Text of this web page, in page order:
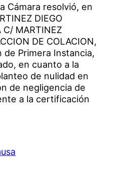
Cámara resolvió, en
DIEGO
C/ MARTINEZ
DE COLACION,
Primera Instancia,
en cuanto a la
de nulidad en
de negligencia de
a la certificación